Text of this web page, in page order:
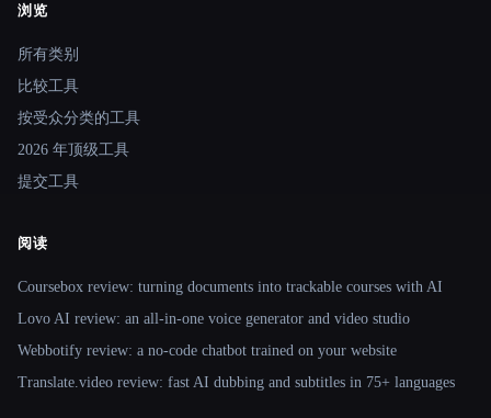
Site navigation
浏览
所有类别
比较工具
按受众分类的工具
2026 年顶级工具
提交工具
阅读
Coursebox review: turning documents into trackable courses with AI
Lovo AI review: an all-in-one voice generator and video studio
Webbotify review: a no-code chatbot trained on your website
Translate.video review: fast AI dubbing and subtitles in 75+ languages